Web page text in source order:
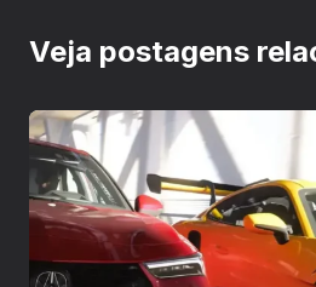
Veja postagens